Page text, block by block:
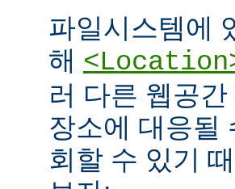
파일시스템에
해
러 다른 웹공
장소에 대응될
회할 수 있기